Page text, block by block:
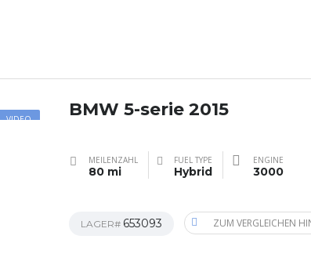
VIDEO BMW 5-serie 2015
MEILENZAHL
80 mi
FUEL TYPE
Hybrid
ENGINE
3000
LAGER# 653093 ZUM VERGLEICHEN